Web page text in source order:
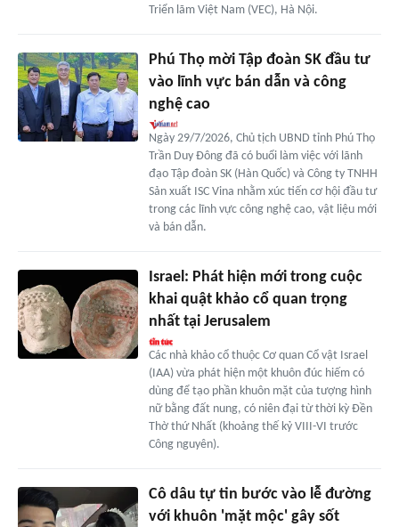
Triển lãm Việt Nam (VEC), Hà Nội.
Phú Thọ mời Tập đoàn SK đầu tư
vào lĩnh vực bán dẫn và công
nghệ cao
Ngày 29/7/2026, Chủ tịch UBND tỉnh Phú Thọ
Trần Duy Đông đã có buổi làm việc với lãnh
đạo Tập đoàn SK (Hàn Quốc) và Công ty TNHH
Sản xuất ISC Vina nhằm xúc tiến cơ hội đầu tư
trong các lĩnh vực công nghệ cao, vật liệu mới
và bán dẫn.
Israel: Phát hiện mới trong cuộc
khai quật khảo cổ quan trọng
nhất tại Jerusalem
Các nhà khảo cổ thuộc Cơ quan Cổ vật Israel
(IAA) vừa phát hiện một khuôn đúc hiếm có
dùng để tạo phần khuôn mặt của tượng hình
nữ bằng đất nung, có niên đại từ thời kỳ Đền
Thờ thứ Nhất (khoảng thế kỷ VIII-VI trước
Công nguyên).
Cô dâu tự tin bước vào lễ đường
với khuôn 'mặt mộc' gây sốt